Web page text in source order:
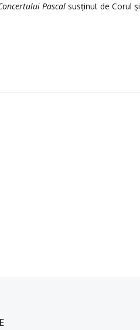
Pascal susținut de Corul și